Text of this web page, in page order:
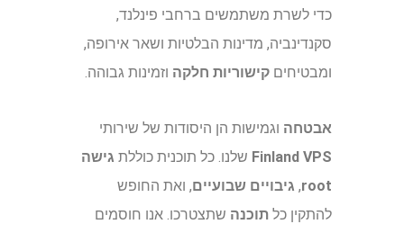
כדי לשרת משתמשים ברחבי פינלנד,
סקנדינביה, מדינות הבלטיות ושאר אירופה,
ומבטיחים קישוריות חלקה וזמינות גבוהה.
אבטחה וגמישות הן היסודות של שירותי
Finland VPS שלנו. כל תוכנית כוללת גישה
root
, גיבויים שבועיים, ואת החופש
להתקין כל תוכנה שתצטרכו. אנו חוסמים